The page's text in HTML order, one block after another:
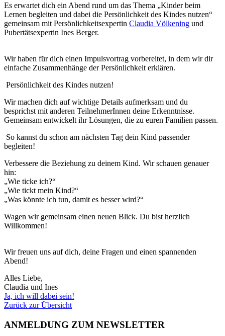
Es erwartet dich ein Abend rund um das Thema „Kinder beim
Lernen begleiten und dabei die Persönlichkeit des Kindes nutzen“
gemeinsam mit Persönlichkeitsexpertin Claudia Völkening und
Pubertätsexpertin Ines Berger.
Wir haben für dich einen Impulsvortrag vorbereitet, in dem wir dir
einfache Zusammenhänge der Persönlichkeit erklären.
Persönlichkeit des Kindes nutzen!
Wir machen dich auf wichtige Details aufmerksam und du
besprichst mit anderen TeilnehmerInnen deine Erkenntnisse.
Gemeinsam entwickelt ihr Lösungen, die zu euren Familien passen.
So kannst du schon am nächsten Tag dein Kind passender
begleiten!
Verbessere die Beziehung zu deinem Kind. Wir schauen genauer
hin:
„Wie ticke ich?“
„Wie tickt mein Kind?“
„Was könnte ich tun, damit es besser wird?“
Wagen wir gemeinsam einen neuen Blick. Du bist herzlich
Willkommen!
Wir freuen uns auf dich, deine Fragen und einen spannenden
Abend!
Alles Liebe,
Claudia und Ines
Ja, ich will dabei sein!
Zurück zur Übersicht
ANMELDUNG ZUM NEWSLETTER